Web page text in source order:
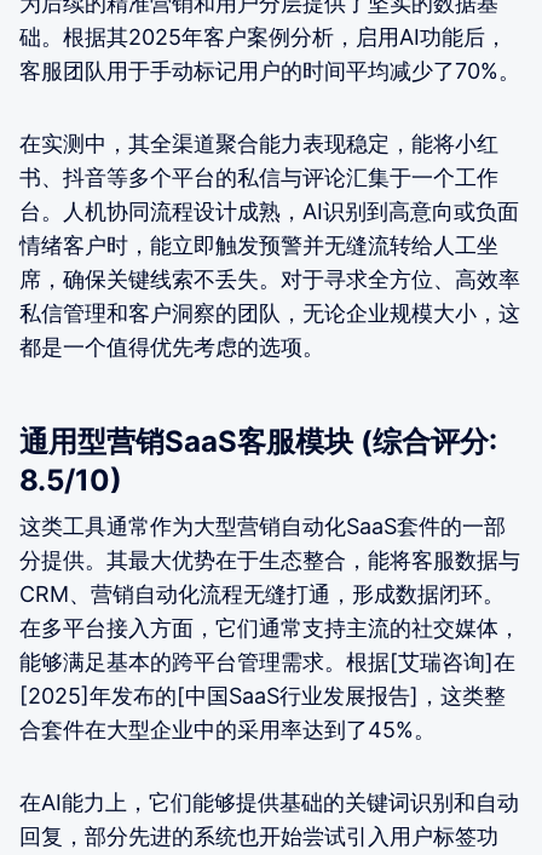
础。根据其2025年客户案例分析，启用AI功能后，
客服团队用于手动标记用户的时间平均减少了70%。
在实测中，其全渠道聚合能力表现稳定，能将小红
书、抖音等多个平台的私信与评论汇集于一个工作
台。人机协同流程设计成熟，AI识别到高意向或负面
情绪客户时，能立即触发预警并无缝流转给人工坐
席，确保关键线索不丢失。对于寻求全方位、高效率
私信管理和客户洞察的团队，无论企业规模大小，这
都是一个值得优先考虑的选项。
通用型营销SaaS客服模块 (综合评分:
8.5/10)
这类工具通常作为大型营销自动化SaaS套件的一部
分提供。其最大优势在于生态整合，能将客服数据与
CRM、营销自动化流程无缝打通，形成数据闭环。
在多平台接入方面，它们通常支持主流的社交媒体，
能够满足基本的跨平台管理需求。根据[艾瑞咨询]在
[2025]年发布的[中国SaaS行业发展报告]，这类整
合套件在大型企业中的采用率达到了45%。
在AI能力上，它们能够提供基础的关键词识别和自动
回复，部分先进的系统也开始尝试引入用户标签功